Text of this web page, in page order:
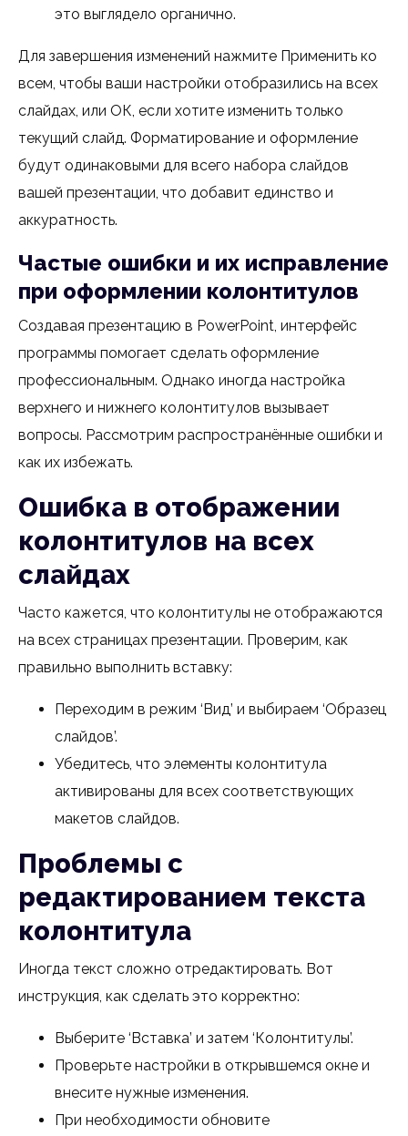
это выглядело органично.
Для завершения изменений нажмите Применить ко
всем, чтобы ваши настройки отобразились на всех
слайдах, или ОК, если хотите изменить только
текущий слайд. Форматирование и оформление
будут одинаковыми для всего набора слайдов
вашей презентации, что добавит единство и
аккуратность.
Частые ошибки и их исправление
при оформлении колонтитулов
Создавая презентацию в PowerPoint, интерфейс
программы помогает сделать оформление
профессиональным. Однако иногда настройка
верхнего и нижнего колонтитулов вызывает
вопросы. Рассмотрим распространённые ошибки и
как их избежать.
Ошибка в отображении
колонтитулов на всех
слайдах
Часто кажется, что колонтитулы не отображаются
на всех страницах презентации. Проверим, как
правильно выполнить вставку:
Переходим в режим ‘Вид’ и выбираем ‘Образец
слайдов’.
Убедитесь, что элементы колонтитула
активированы для всех соответствующих
макетов слайдов.
Проблемы с
редактированием текста
колонтитула
Иногда текст сложно отредактировать. Вот
инструкция, как сделать это корректно:
Выберите ‘Вставка’ и затем ‘Колонтитулы’.
Проверьте настройки в открывшемся окне и
внесите нужные изменения.
При необходимости обновите